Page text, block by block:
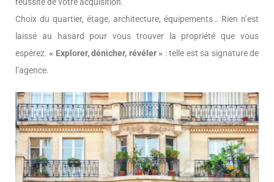
Choix du quartier, étage, architecture, équipements… Rien n’est
laissé au hasard pour vous trouver la propriété que vous
espérez.« Explorer, dénicher, révéler » : telle est sa signature de
l’agence.